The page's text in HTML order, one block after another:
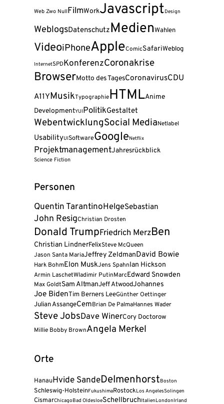
Web Zwo NullFilmWorkJavascriptDesign
WeblogsDatenschutzMedienWahlen
VideoiPhoneAppleComicSafariWeblog
InternetSPDKonferenzCoronakrise
BrowserMotto des TagesCoronavirusCDU
A11YMusikTypographieHTMLAnime
DevelopmentYUIPolitikGestaltet
WebentwicklungSocial MediaNetlabel
UsabilityUISoftwareGoogleNetflix
ProjektmanagementJahresrückblick
Science Fiction
Personen
Quentin TarantinoHelgeSebastian
John ResigChristian Drosten
Donald TrumpFriedrich MerzBen
Christian LindnerFelixSteve McQueen
Jason Santa MariaJeffrey ZeldmanDavid Bowie
Hark BohmElon MuskJens SpahnIan Hickson
Armin LaschetWladimir PutinMarcEdward Snowden
Max GoldtSam AltmanJeff AtwoodJohannes
Joe BidenTim Berners LeeGünther Oettinger
Julian AssangeCemBrian De PalmaHannes Wader
Steve JobsDave WinerCory Doctorow
Millie Bobby BrownAngela Merkel
Orte
HanauHvide SandeDelmenhorstBoston
Schleswig-HolsteinFukushimaRostockLos AngelesSolingen
CismarChicagoBad OldesloeSchellbruchItalienLondonIrland